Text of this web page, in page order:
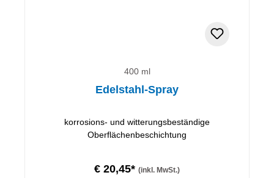
400 ml
Edelstahl-Spray
korrosions- und witterungsbeständige
Oberflächenbeschichtung
€ 20,45* (inkl. MwSt.)